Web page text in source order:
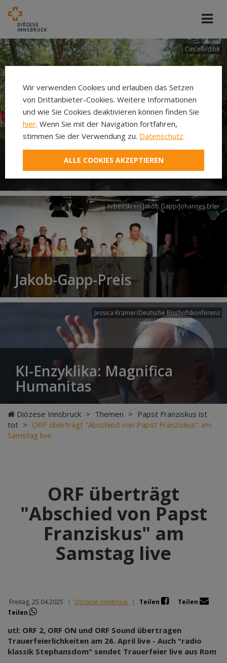
Cincelli/dibk
Neuer Pilgerweg Via
Laudato si’
Arbeitskreis Jakob Gapp/Johannes Erler
Jakob-Gapp-Preis
Jessica Krämer/Deutsche Bischofskonferenz
KI-Enzyklika: Magnifica
Humanitas
Diözese Innsbruck > Themen > Papst Franziskus ist
tot > ORF überträgt "Abschied von Papst Franziskus" am
Samstag live
ORF überträgt
"Abschied von Papst
Franziskus" am
Samstag live
Freitag, 25.04.2025 | Diözese Innsbruck | Teilen
Teilen
Teilen
utl: ORF 2, ORF ON und ORF Sound übertragen
Trauerfeierlichkeiten am 26. April live - Auch "radio
klassik Stephansdom" sendet Trauerfeier live aus Rom
Wir verwenden Cookies und erlauben das Setzen
von Drittanbieter-Cookies. Weitere Informationen
und wie Sie Cookies deaktivieren können finden Sie
hier. Wenn Sie mit der Navigation fortfahren,
stimmen Sie der Verwendung zu. Datenschutz
ALLE COOKIES AKZEPTIEREN